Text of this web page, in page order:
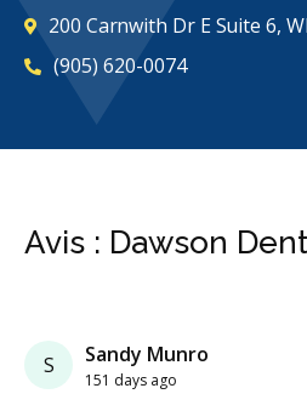
200 Carnwith Dr E Suite 6,
(905) 620-0074
Avis : Dawson
S Sandy Munro
151 days ago